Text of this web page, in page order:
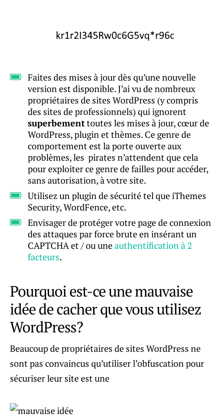
Faites des mises à jour dès qu’une nouvelle
version est disponible. J’ai vu de nombreux
propriétaires de sites WordPress (y compris
des sites de professionnels) qui ignorent
superbementtoutes les mises à jour, cœur de
WordPress, plugin et thèmes. Ce genre de
comportement est la porte ouverte aux
problèmes, les pirates n’attendent que cela
pour exploiter ce genre de failles pour accéder,
sans autorisation, à votre site.
Utilisez un plugin de sécurité tel que iThemes
Security, WordFence, etc.
Envisager de protéger votre page de connexion
des attaques par force brute en insérant un
CAPTCHA et / ou uneauthentification à 2
facteurs.
Pourquoi est-ce une mauvaise
idée de cacher que vous utilisez
WordPress?
Beaucoup de propriétaires de sites WordPress ne
sont pas convaincus qu’utiliser l’obfuscation pour
sécuriser leur site est une